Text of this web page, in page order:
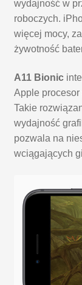
wydajność w
roboczych.
więcej mocy,
żywotność
A11 Bionic
Apple
Takie
wydajność
pozwala na
wciągających